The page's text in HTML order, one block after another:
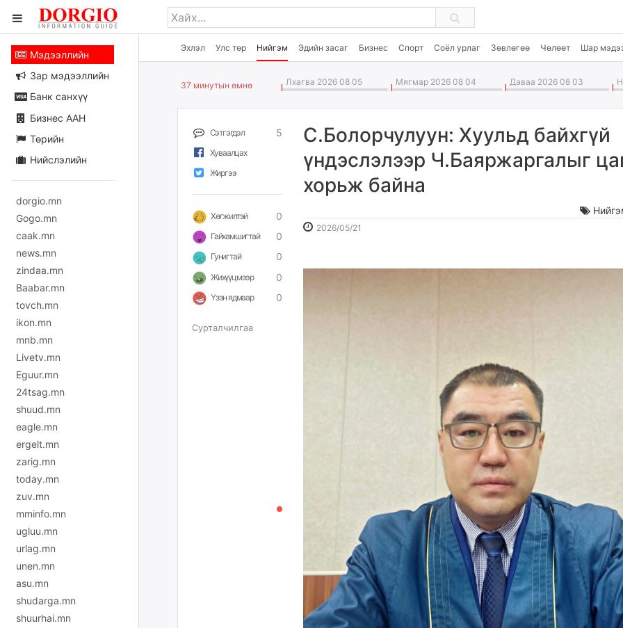
Эхлэл Улс төр Нийгэм Эдийн засаг Бизнес Спорт Соёл урлаг Зөвлөгөө Чөлөөт Шар
Мэдээллийн
Зар мэдээллийн
Банк санхүү
Бизнес ААН
Төрийн
Нийслэлийн
dorgio.mn
Gogo.mn
caak.mn
news.mn
zindaa.mn
Baabar.mn
tovch.mn
ikon.mn
mnb.mn
Livetv.mn
Eguur.mn
24tsag.mn
shuud.mn
eagle.mn
ergelt.mn
zarig.mn
today.mn
zuv.mn
mminfo.mn
ugluu.mn
urlag.mn
unen.mn
asu.mn
shudarga.mn
shuurhai.mn
37 минутын өмнө Лхагва 2026 08 05 Мягмар 2026 08 04 Даваа 2026 08 03
Сэтгэгдэл 5
Хуваалцах
Жиргээ
Хөгжилтэй 0
Гайхамшигтай 0
Гунигтай 0
Жихүүцмээр 0
Үзэн ядмаар 0
Сурталчилгаа
С.Болорчулуун: Хуульд байхгүй
үндэслэлээр Ч.Баяржаргалыг
хорьж байна
2026/05/21